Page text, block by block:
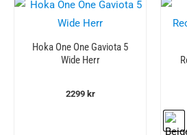
Hoka One One Gaviota 5
Wide Herr
2299 kr